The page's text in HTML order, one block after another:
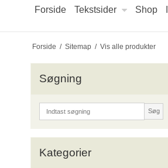
Forside Tekstsider Shop
Forside / Sitemap / Vis alle produkter
Søgning
Søg
Kategorier